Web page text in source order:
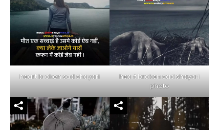
heart broken sad shayari
heart broken sad shayari
photo